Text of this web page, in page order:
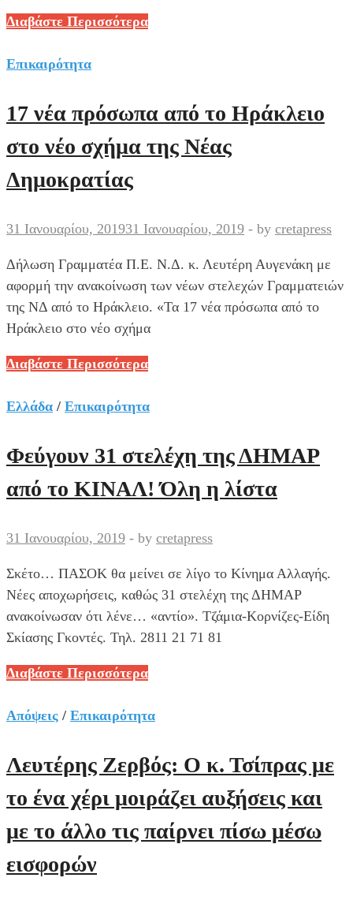
Φεβρουάριος
Καλό
Διαβάστε Περισσότερα
Επικαιρότητα
17 νέα πρόσωπα από το Ηράκλειο
στο νέο σχήμα της Νέας
Δημοκρατίας
31 Ιανουαρίου, 201931 Ιανουαρίου, 2019 - by cretapress
Δήλωση Γραμματέα Π.Ε. Ν.Δ. κ. Λευτέρη Αυγενάκη με
αφορμή την ανακοίνωση των νέων στελεχών Γραμματειών
της ΝΔ από το Ηράκλειο. «Τα 17 νέα πρόσωπα από το
Ηράκλειο στο νέο σχήμα
17
πρόσωπα
το
Ηράκλειο
στο
σχήμα
Νέας
Δημοκρατίας
Διαβάστε Περισσότερα
Ελλάδα / Επικαιρότητα
Φεύγουν 31 στελέχη της ΔΗΜΑΡ
από το ΚΙΝΑΛ! Όλη η λίστα
31 Ιανουαρίου, 2019 - by cretapress
Σκέτο… ΠΑΣΟΚ θα μείνει σε λίγο το Κίνημα Αλλαγής.
Νέες αποχωρήσεις, καθώς 31 στελέχη της ΔΗΜΑΡ
ανακοίνωσαν ότι λένε… «αντίο». Τζάμια-Κορνίζες-Είδη
Σκίασης Γκοντές. Τηλ. 2811 21 71 81
Φεύγουν
στελέχη
ΔΗΜΑΡ
από
το
Όλη
η
Διαβάστε Περισσότερα
Απόψεις / Επικαιρότητα
Λευτέρης Ζερβός: Ο κ. Τσίπρας με
το ένα χέρι μοιράζει αυξήσεις και
με το άλλο τις παίρνει πίσω μέσω
εισφορών